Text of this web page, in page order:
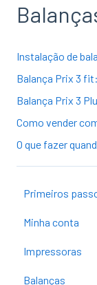
Instalação de
Balança Prix 3
Balança Prix 3
Como vender
O que fazer
Primeiros
Criar conta
Mudar senha
Minha conta
Introdução
Alterar plano
Impressoras
Impressoras
Balanças